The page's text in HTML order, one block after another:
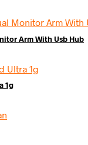
Arm With Usb Hub
1g